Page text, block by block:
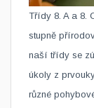
​Třídy 8. A a 8.
stupně
naší třídy se
úkoly z
různé